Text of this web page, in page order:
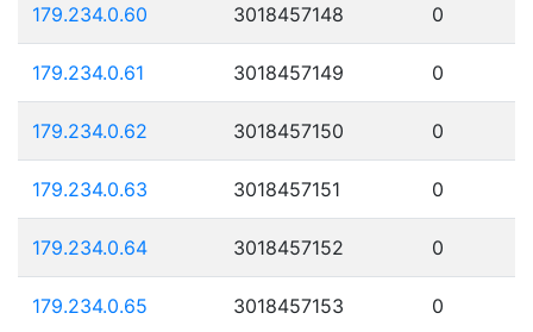
179.234.0.60 3018457148 0
179.234.0.61 3018457149 0
179.234.0.62 3018457150 0
179.234.0.63 3018457151 0
179.234.0.64 3018457152 0
179.234.0.65 3018457153 0